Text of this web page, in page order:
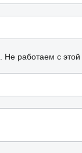
Не работаем с этой